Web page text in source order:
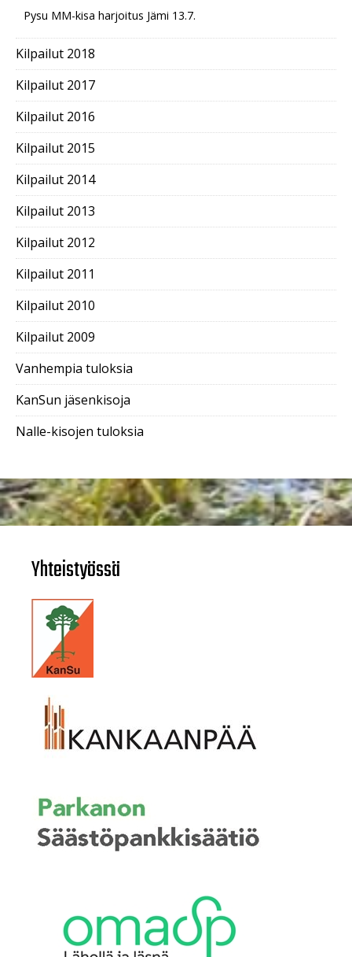
Pysu MM-kisa harjoitus Jämi 13.7.
Kilpailut 2018
Kilpailut 2017
Kilpailut 2016
Kilpailut 2015
Kilpailut 2014
Kilpailut 2013
Kilpailut 2012
Kilpailut 2011
Kilpailut 2010
Kilpailut 2009
Vanhempia tuloksia
KanSun jäsenkisoja
Nalle-kisojen tuloksia
Yhteistyössä